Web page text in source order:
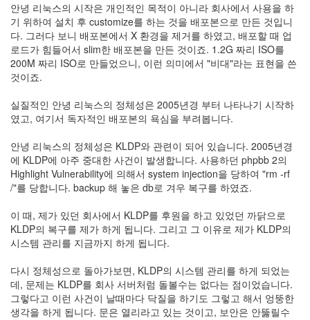
안녕 리눅스의 시작은 개인적인 목적이 아니라 회사에서 사용을 하
기 위하여 설치 후 customize를 하는 것을 배포본으로 만든 것입니
다. 그러다 보니 배포본에서 X 환경을 제거를 하였고, 배포할 때 업
로드가 힘들어서 slim한 배포본을 만든 것이죠. 1.2G 짜리 ISO를
200M 짜리 ISO로 만들었으니, 이런 의미에서 "비대"라는 표현을 쓴
것이죠.
실질적인 안녕 리눅스의 정체성은 2005년경 부터 나타나기 시작하
였고, 여기서 독자적인 배포본의 욕심을 부려봅니다.
안녕 리눅스의 정체성은 KLDP와 관련이 되어 있습니다. 2005년경
에 KLDP에 아주 중대한 사건이 발생합니다. 사용하던 phpbb 2의
Highlight Vulnerability에 의해서 system injection을 당하여 "rm -rf
/"를 당합니다. backup 해 놓은 db로 겨우 복구를 하였죠.
이 때, 제가 있던 회사에서 KLDP를 후원을 하고 있었던 까닭으로
KLDP의 복구를 제가 하게 됩니다. 그리고 그 이유로 제가 KLDP의
시스템 관리를 지금까지 하게 됩니다.
다시 정체성으로 돌아가보면, KLDP의 시스템 관리를 하게 되었는
데, 문제는 KLDP를 회사 서버처럼 돌볼수는 없다는 점이었습니다.
그렇다고 이런 사건이 날때마다 닥질을 하기도 그렇고 해서 엉뚱한
생각을 하게 됩니다. 문은 열리라고 있는 것이고, 보안은 안뚫릴수
김
정
균
Daweikala
AA
Li-
ion
1
by
김
정
BASMAN
BLB-
방
전
테
스